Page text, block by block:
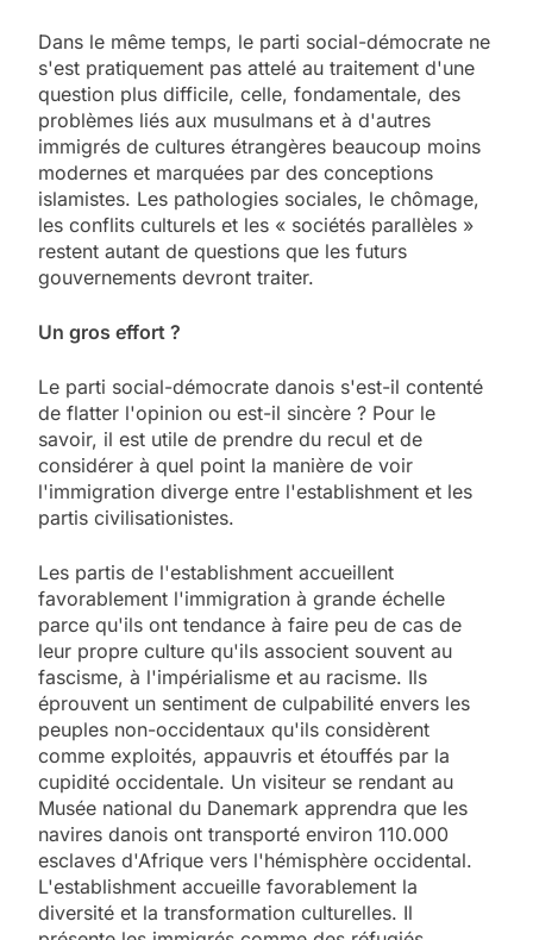
Dans le même temps, le parti social-démocrate ne
s'est pratiquement pas attelé au traitement d'une
question plus difficile, celle, fondamentale, des
problèmes liés aux musulmans et à d'autres
immigrés de cultures étrangères beaucoup moins
modernes et marquées par des conceptions
islamistes. Les pathologies sociales, le chômage,
les conflits culturels et les « sociétés parallèles »
restent autant de questions que les futurs
gouvernements devront traiter.
Un gros effort ?
Le parti social-démocrate danois s'est-il contenté
de flatter l'opinion ou est-il sincère ? Pour le
savoir, il est utile de prendre du recul et de
considérer à quel point la manière de voir
l'immigration diverge entre l'establishment et les
partis civilisationistes.
Les partis de l'establishment accueillent
favorablement l'immigration à grande échelle
parce qu'ils ont tendance à faire peu de cas de
leur propre culture qu'ils associent souvent au
fascisme, à l'impérialisme et au racisme. Ils
éprouvent un sentiment de culpabilité envers les
peuples non-occidentaux qu'ils considèrent
comme exploités, appauvris et étouffés par la
cupidité occidentale. Un visiteur se rendant au
Musée national du Danemark apprendra que les
navires danois ont transporté environ 110.000
esclaves d'Afrique vers l'hémisphère occidental.
L'establishment accueille favorablement la
diversité et la transformation culturelles. Il